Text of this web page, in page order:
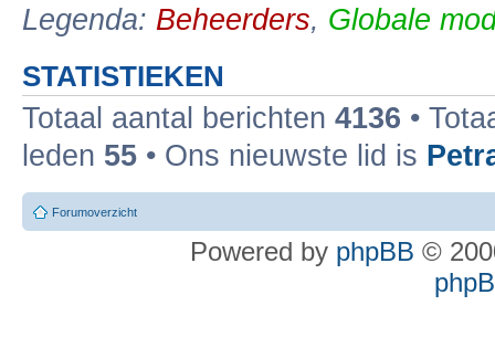
Legenda: Beheerders, Globale
STATISTIEKEN
Totaal aantal berichten 4136 •
leden 55 • Ons nieuwste lid is
Forumoverzicht
Powered by phpBB ©